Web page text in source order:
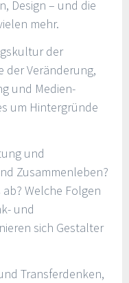
Design – und die
mehr.
der
der Veränderung,
und Medien-
um Hintergründe
und
Zusammenleben?
Welche Folgen
und
sich Gestalter
Transferdenken,